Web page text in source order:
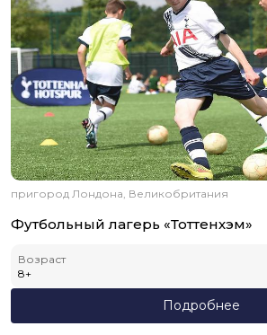
пригород Лондона, Великобритания
Футбольный лагерь «Тоттенхэм»
Возраст
8+
Подробнее